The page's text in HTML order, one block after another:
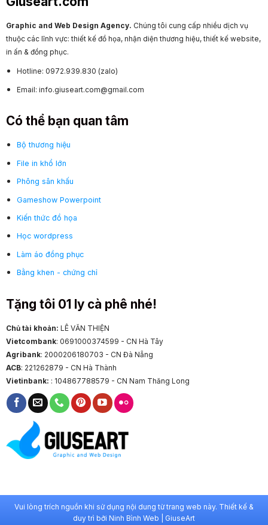
Graphic and Web Design Agency. Chúng tôi cung cấp nhiều dịch vụ
thuộc các lĩnh vực: thiết kế đồ họa, nhận diện thương hiệu, thiết kế website,
in ấn & đồng phục.
Hotline: 0972.939.830 (zalo)
Email: info.giuseart.com@gmail.com
Có thể bạn quan tâm
Bộ thương hiệu
File in khổ lớn
Phông sân khấu
Gameshow Powerpoint
Kiến thức đồ họa
Học wordpress
Làm áo đồng phục
Bằng khen - chứng chỉ
Tặng tôi 01 ly cà phê nhé!
Chủ tài khoản: LÊ VĂN THIỆN
Vietcombank: 0691000374599 - CN Hà Tây
Agribank: 2000206180703 - CN Đà Nẵng
ACB: 221262879 - CN Hà Thành
Vietinbank: : 104867788579 - CN Nam Thăng Long
Vui lòng trích nguồn khi sử dụng nội dung từ trang web này. Thiết kế &
duy trì bởi Ninh Bình Web GiuseArt